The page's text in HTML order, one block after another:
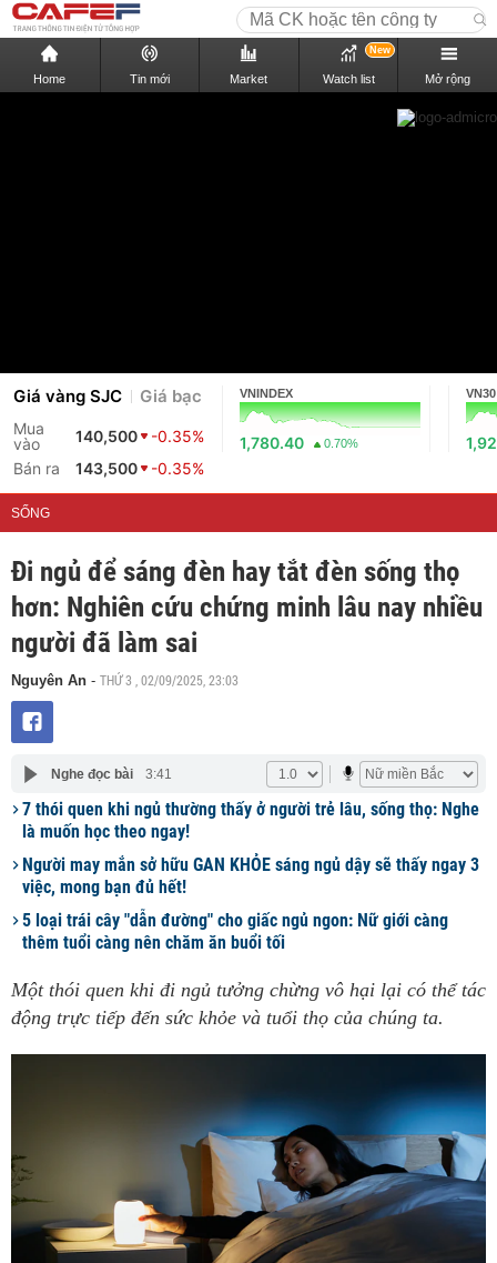
Home Tin mới Market Watch list
New
Mở rộng
Giá vàng SJC Giá bạc
Mua
vào
140,500
-0.35%
Bán ra
143,500 -0.35%
VNINDEX
1,780.40 0.70%
VN30
SỐNG
Đi ngủ để sáng đèn hay tắt đèn sống thọ
hơn: Nghiên cứu chứng minh lâu nay nhiều
người đã làm sai
Nguyên An - THỨ 3 , 02/09/2025, 23:03
Nghe đọc bài 3:41
7 thói quen khi ngủ thường thấy ở người trẻ lâu, sống thọ: Nghe
là muốn học theo ngay!
Người may mắn sở hữu GAN KHỎE sáng ngủ dậy sẽ thấy ngay 3
việc, mong bạn đủ hết!
5 loại trái cây "dẫn đường" cho giấc ngủ ngon: Nữ giới càng
thêm tuổi càng nên chăm ăn buổi tối
Một thói quen khi đi ngủ tưởng chừng vô hại lại có thể tác
động trực tiếp đến sức khỏe và tuổi thọ của chúng ta.